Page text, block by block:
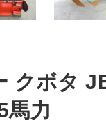
クボタ
馬力